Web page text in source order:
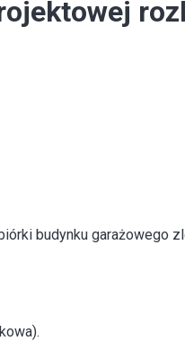
budynku garażowego